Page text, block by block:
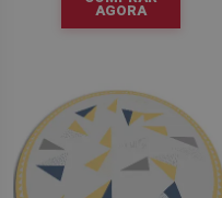
AGORA